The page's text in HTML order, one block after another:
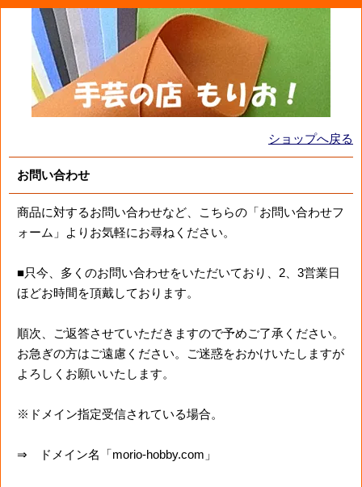
ショップへ戻る
お問い合わせ
商品に対するお問い合わせなど、こちらの「お問い合わせフ
ォーム」よりお気軽にお尋ねください。
■只今、多くのお問い合わせをいただいており、2、3営業日
ほどお時間を頂戴しております。
順次、ご返答させていただきますので予めご了承ください。
お急ぎの方はご遠慮ください。ご迷惑をおかけいたしますが
よろしくお願いいたします。
※ドメイン指定受信されている場合。
⇒ ドメイン名「morio-hobby.com」